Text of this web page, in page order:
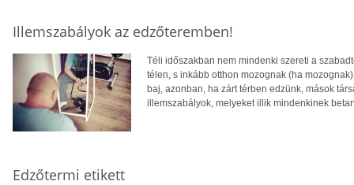
Illemszabályok az edzőteremben!
Téli időszakban nem mindenki szereti a
télen, s inkább otthon mozognak (ha
baj, azonban, ha zárt térben edzünk, mások
illemszabályok, melyeket illik mindenkinek
Edzőtermi etikett